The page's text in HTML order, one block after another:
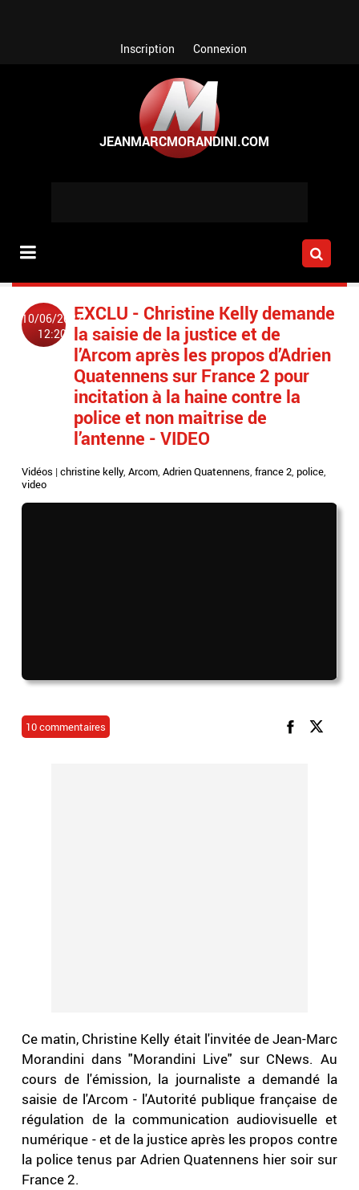
Inscription Connexion
10/06/2022
12:20
EXCLU - Christine Kelly demande
la saisie de la justice et de
l’Arcom après les propos d’Adrien
Quatennens sur France 2 pour
incitation à la haine contre la
police et non maitrise de
l’antenne - VIDEO
Vidéos |christine kelly,Arcom,Adrien Quatennens,france 2,police,
video
10 commentaires
Ce matin, Christine Kelly était l'invitée de Jean-Marc
Morandini dans "Morandini Live" sur CNews. Au
cours de l'émission, la journaliste a demandé la
saisie de l'Arcom - l'Autorité publique française de
régulation de la communication audiovisuelle et
numérique - et de la justice après les propos contre
la police tenus par Adrien Quatennens hier soir sur
France 2.